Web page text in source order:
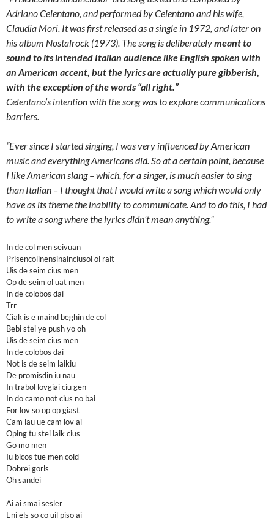
Adriano Celentano, and performed by Celentano and his wife,
Claudia Mori. It was first released as a single in 1972, and later on
his album Nostalrock (1973). The song is deliberatelymeant to
sound to its intended Italian audience like English spoken with
an American accent, but the lyrics are actually pure gibberish,
with the exception of the words “all right.”
Celentano’s intention with the song was to explore communications
barriers.
“Ever since I started singing, I was very influenced by American
music and everything Americans did. So at a certain point, because
I like American slang – which, for a singer, is much easier to sing
than Italian – I thought that I would write a song which would only
have as its theme the inability to communicate. And to do this, I had
to write a song where the lyrics didn’t mean anything.”
In de col men seivuan
Prisencolinensinainciusol ol rait
Uis de seim cius men
Op de seim ol uat men
In de colobos dai
Trr
Ciak is e maind beghin de col
Bebi stei ye push yo oh
Uis de seim cius men
In de colobos dai
Not is de seim laikiu
De promisdin iu nau
In trabol lovgiai ciu gen
In do camo not cius no bai
For lov so op op giast
Cam lau ue cam lov ai
Oping tu stei laik cius
Go mo men
Iu bicos tue men cold
Dobrei gorls
Oh sandei
Ai ai smai sesler
Eni els so co uil piso ai